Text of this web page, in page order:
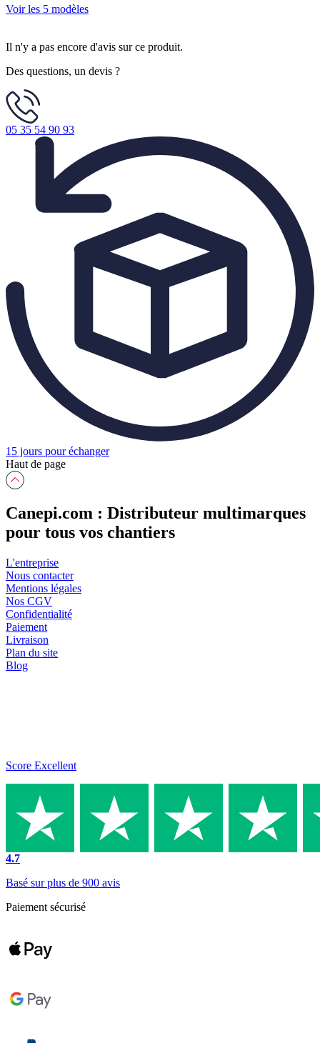
Voir les 5 modèles
Il n'y a pas encore d'avis sur ce produit.
Des questions, un devis ?
05 35 54 90 93
15 jours pour échanger
Haut de page
Canepi.com : Distributeur multimarques
pour tous vos chantiers
L'entreprise
Nous contacter
Mentions légales
Nos CGV
Confidentialité
Paiement
Livraison
Plan du site
Blog
Score Excellent
4.7
Basé sur plus de 900 avis
Paiement sécurisé